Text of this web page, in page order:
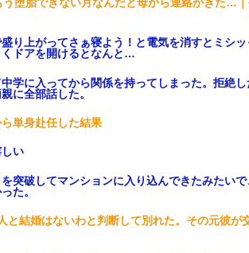
り上がってさぁ寝よう！と電気を消すとミシ
ドアを開けるとなんと…
学に入ってから関係を持ってしまった。拒絶
に全部話した。
単身赴任した結果
い
突破してマンションに入り込んできたみたいで
た。
と結婚はないわと判断して別れた。その元彼が